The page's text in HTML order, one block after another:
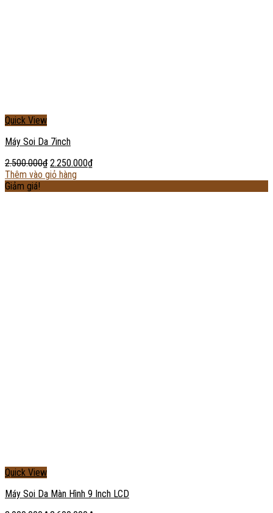
Quick View
Máy Soi Da 7inch
2.500.000₫ 2.250.000₫
Thêm vào giỏ hàng
Giảm giá!
Quick View
Máy Soi Da Màn Hình 9 Inch LCD